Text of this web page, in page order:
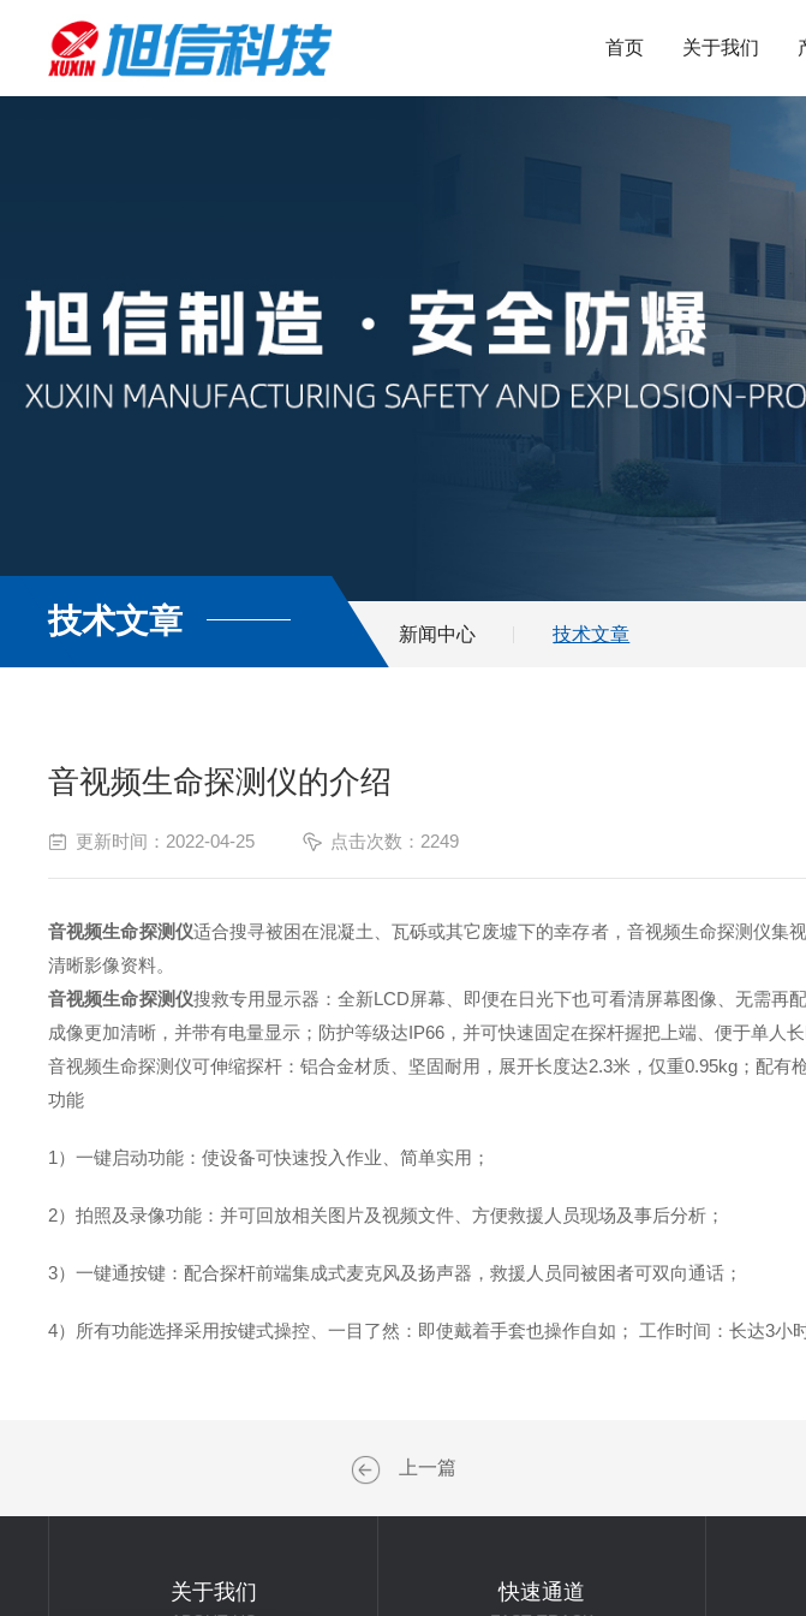
首页 关于我们
技术文章 新闻中心 技术文章
音视频生命探测仪的介绍
更新时间：2022-04-25 点击次数：2249
音视频生命探测仪适合搜寻被困在混凝土、瓦砾或其它废墟下的幸存者，音视频生命探测仪
清晰影像资料。
音视频生命探测仪搜救专用显示器：全新LCD屏幕、即便在日光下也可看清屏幕图像、无需再
成像更加清晰，并带有电量显示；防护等级达IP66，并可快速固定在探杆握把上端、便于单人长
音视频生命探测仪可伸缩探杆：铝合金材质、坚固耐用，展开长度达2.3米，仅重0.95kg；配有
功能
1）一键启动功能：使设备可快速投入作业、简单实用；
2）拍照及录像功能：并可回放相关图片及视频文件、方便救援人员现场及事后分析；
3）一键通按键：配合探杆前端集成式麦克风及扬声器，救援人员同被困者可双向通话；
4）所有功能选择采用按键式操控、一目了然：即使戴着手套也操作自如； 工作时间：长达3
上一篇
关于我们 快速通道